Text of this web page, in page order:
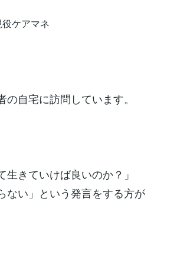
ケアマネ
自宅に訪問しています。
生きていけば良いのか？」
ない」という発言をする方が